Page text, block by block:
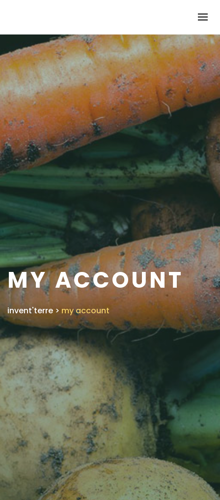
INVENT’TERRE
DEVENEZ COOPÉRATEURS
NOUS TROUVER
LES NEWS
BOUTIQUE
0,00 €
MY ACCOUNT
invent'terre> my account